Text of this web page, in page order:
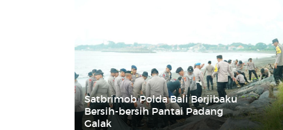
Satbrimob Polda Bali Berjibaku
Bersih-bersih Pantai Padang
Galak